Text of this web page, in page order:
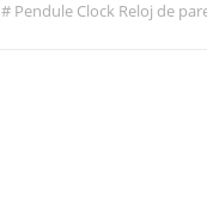
# Pendule Clock Reloj de